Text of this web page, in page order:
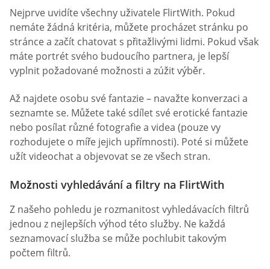
Nejprve uvidíte všechny uživatele FlirtWith. Pokud
nemáte žádná kritéria, můžete procházet stránku po
stránce a začít chatovat s přitažlivými lidmi. Pokud však
máte portrét svého budoucího partnera, je lepší
vyplnit požadované možnosti a zúžit výběr.
Až najdete osobu své fantazie – navažte konverzaci a
seznamte se. Můžete také sdílet své erotické fantazie
nebo posílat různé fotografie a videa (pouze vy
rozhodujete o míře jejich upřímnosti). Poté si můžete
užít videochat a objevovat se ze všech stran.
Možnosti vyhledávání a filtry na FlirtWith
Z našeho pohledu je rozmanitost vyhledávacích filtrů
jednou z nejlepších výhod této služby. Ne každá
seznamovací služba se může pochlubit takovým
počtem filtrů.